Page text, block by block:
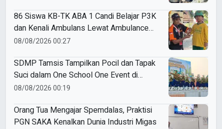
86 Siswa KB-TK ABA 1 Candi Belajar P3K
dan Kenali Ambulans Lewat Ambulance
Goes to Schools
08/08/2026 00:27
SDMP Tamsis Tampilkan Pocil dan Tapak
Suci dalam One School One Event di
Mojokerto
08/08/2026 00:19
Orang Tua Mengajar Spemdalas, Praktisi
PGN SAKA Kenalkan Dunia Industri Migas